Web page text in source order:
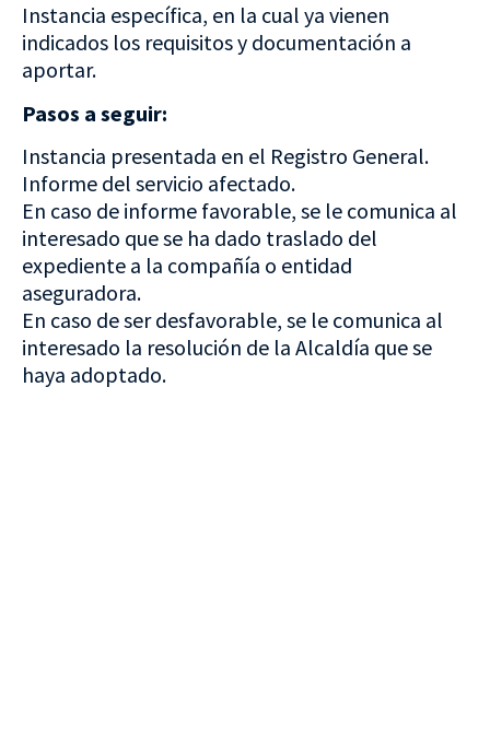
Instancia específica, en la cual ya vienen
indicados los requisitos y documentación a
aportar.
Pasos a seguir:
Instancia presentada en el Registro General.
Informe del servicio afectado.
En caso de informe favorable, se le comunica al
interesado que se ha dado traslado del
expediente a la compañía o entidad
aseguradora.
En caso de ser desfavorable, se le comunica al
interesado la resolución de la Alcaldía que se
haya adoptado.